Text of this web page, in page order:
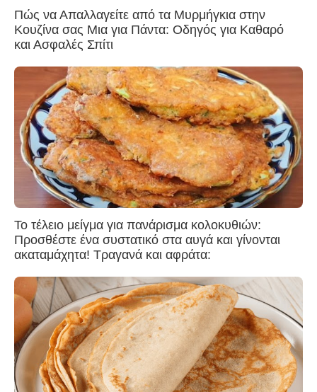
Πώς να Απαλλαγείτε από τα Μυρμήγκια στην
Κουζίνα σας Μια για Πάντα: Οδηγός για Καθαρό
και Ασφαλές Σπίτι
Το τέλειο μείγμα για πανάρισμα κολοκυθιών:
Προσθέστε ένα συστατικό στα αυγά και γίνονται
ακαταμάχητα! Τραγανά και αφράτα: